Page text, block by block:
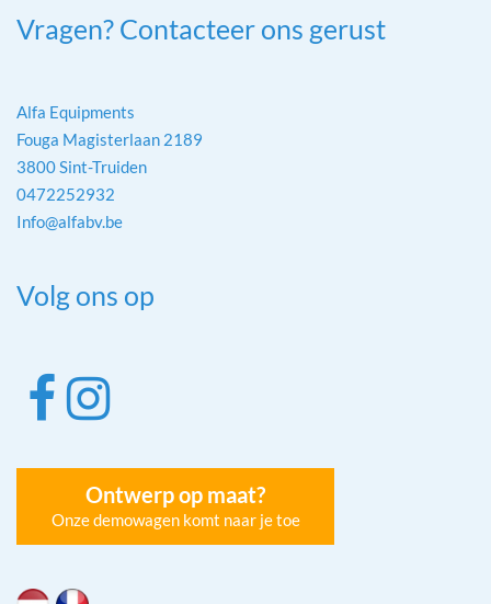
Vragen? Contacteer ons gerust
Alfa Equipments
Fouga Magisterlaan 2189
3800 Sint-Truiden
0472252932
Info@alfabv.be
Volg ons op
Ontwerp op maat?
Onze demowagen komt naar je toe